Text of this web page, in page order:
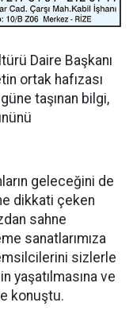
Daire Başkanı
ortak hafızası
taşınan bilgi,
geleceğini de
dikkati çeken
sahne
sanatlarımıza
sizlerle
yaşatılmasına ve
konuştu.